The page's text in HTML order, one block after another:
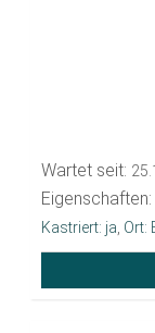
Wartet seit:
Eigenschaften:
Kastriert: ja Ort: